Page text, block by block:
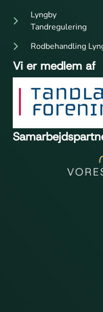
Lyngby
Tandregulering
Rodbehandling
Vi er medlem af